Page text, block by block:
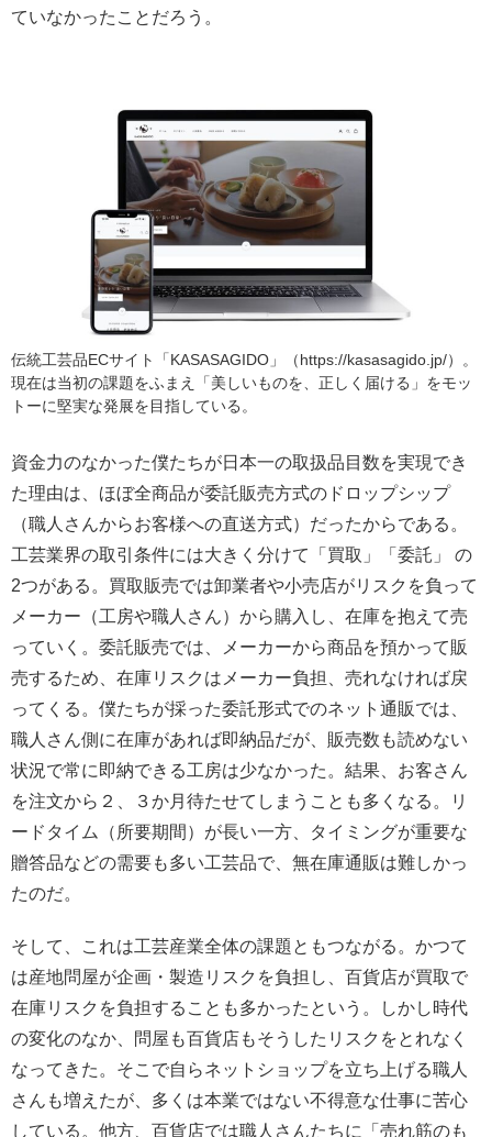
ていなかったことだろう。
伝統工芸品ECサイト「KASASAGIDO」（https://kasasagido.jp/）。
現在は当初の課題をふまえ「美しいものを、正しく届ける」をモッ
トーに堅実な発展を目指している。
資金力のなかった僕たちが日本一の取扱品目数を実現でき
た理由は、ほぼ全商品が委託販売方式のドロップシップ
（職人さんからお客様への直送方式）だったからである。
工芸業界の取引条件には大きく分けて「買取」「委託」 の
2つがある。買取販売では卸業者や小売店がリスクを負って
メーカー（工房や職人さん）から購入し、在庫を抱えて売
っていく。委託販売では、メーカーから商品を預かって販
売するため、在庫リスクはメーカー負担、売れなければ戻
ってくる。僕たちが採った委託形式でのネット通販では、
職人さん側に在庫があれば即納品だが、販売数も読めない
状況で常に即納できる工房は少なかった。結果、お客さん
を注文から２、３か月待たせてしまうことも多くなる。リ
ードタイム（所要期間）が長い一方、タイミングが重要な
贈答品などの需要も多い工芸品で、無在庫通販は難しかっ
たのだ。
そして、これは工芸産業全体の課題ともつながる。かつて
は産地問屋が企画・製造リスクを負担し、百貨店が買取で
在庫リスクを負担することも多かったという。しかし時代
の変化のなか、問屋も百貨店もそうしたリスクをとれなく
なってきた。そこで自らネットショップを立ち上げる職人
さんも増えたが、多くは本業ではない不得意な仕事に苦心
している。他方、百貨店では職人さんたちに「売れ筋のも